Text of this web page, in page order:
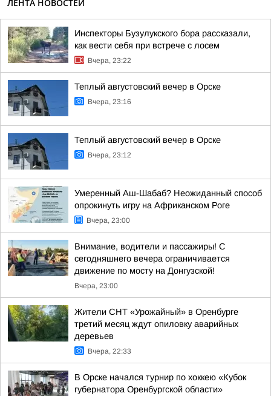
ЛЕНТА НОВОСТЕЙ
Инспекторы Бузулукского бора рассказали,
как вести себя при встрече с лосем
Вчера, 23:22
Теплый августовский вечер в Орске
Вчера, 23:16
Теплый августовский вечер в Орске
Вчера, 23:12
Умеренный Аш-Шабаб? Неожиданный способ
опрокинуть игру на Африканском Роге
Вчера, 23:00
Внимание, водители и пассажиры! С
сегодняшнего вечера ограничивается
движение по мосту на Донгузской!
Вчера, 23:00
Жители СНТ «Урожайный» в Оренбурге
третий месяц ждут опиловку аварийных
деревьев
Вчера, 22:33
В Орске начался турнир по хоккею «Кубок
губернатора Оренбургской области»